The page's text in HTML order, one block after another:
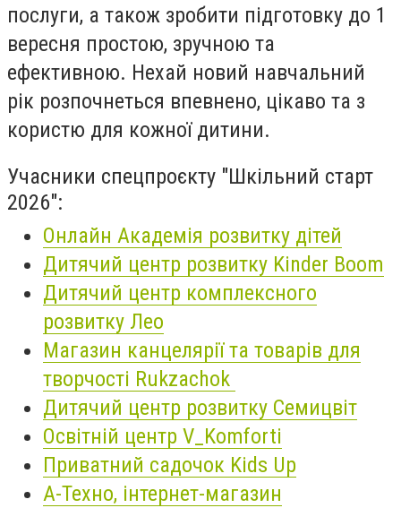
послуги, а також зробити підготовку до 1
вересня простою, зручною та
ефективною. Нехай новий навчальний
рік розпочнеться впевнено, цікаво та з
користю для кожної дитини.
Учасники спецпроєкту "Шкільний старт
2026":
Онлайн Академія розвитку дітей
Дитячий центр розвитку Kinder Boom
Дитячий центр комплексного
розвитку Лео
Магазин канцелярії та товарів для
творчості Rukzachok
Дитячий центр розвитку Семицвіт
Освітній центр V_Komforti
Приватний садочок Kids Up
А-Техно, інтернет-магазин